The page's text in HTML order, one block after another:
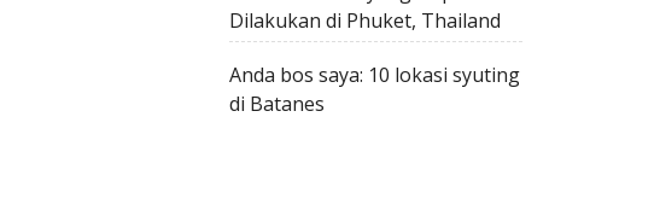
Dilakukan di Phuket, Thailand
Anda bos saya: 10 lokasi syuting
di Batanes